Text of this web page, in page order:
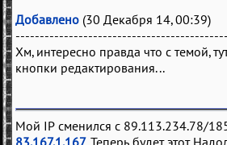
Добавлено (30 Декабря 14, 00:39)
Хм, интересно правда что с темой,
кнопки редактирования...
Мой IP сменился с 89.113.234.78/